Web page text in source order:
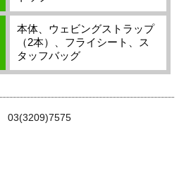
本体、ウェビングストラップ
（2本）、フライシート、ス
タッフバッグ
03(3209)7575